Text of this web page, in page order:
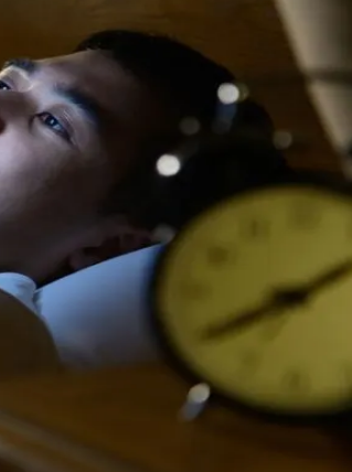
da Rocha Francisco Morato Taboão da Serra